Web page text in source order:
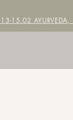
15.02 AYURVEDA,